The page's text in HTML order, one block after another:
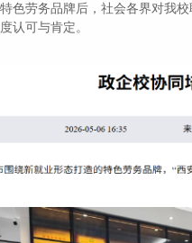
色劳务品牌后，社会各界对我
认可与肯定。